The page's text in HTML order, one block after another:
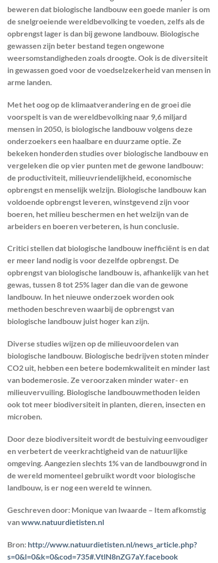
beweren dat biologische landbouw een goede manier is om
de snelgroeiende wereldbevolking te voeden, zelfs als de
opbrengst lager is dan bij gewone landbouw. Biologische
gewassen zijn beter bestand tegen ongewone
weersomstandigheden zoals droogte. Ook is de diversiteit
in gewassen goed voor de voedselzekerheid van mensen in
arme landen.
Met het oog op de klimaatverandering en de groei die
voorspelt is van de wereldbevolking naar 9,6 miljard
mensen in 2050, is biologische landbouw volgens deze
onderzoekers een haalbare en duurzame optie. Ze
bekeken honderden studies over biologische landbouw en
vergeleken die op vier punten met de gewone landbouw:
de productiviteit, milieuvriendelijkheid, economische
opbrengst en menselijk welzijn. Biologische landbouw kan
voldoende opbrengst leveren, winstgevend zijn voor
boeren, het milieu beschermen en het welzijn van de
arbeiders en boeren verbeteren, is hun conclusie.
Critici stellen dat biologische landbouw inefficiënt is en dat
er meer land nodig is voor dezelfde opbrengst. De
opbrengst van biologische landbouw is, afhankelijk van het
gewas, tussen 8 tot 25% lager dan die van de gewone
landbouw. In het nieuwe onderzoek worden ook
methoden beschreven waarbij de opbrengst van
biologische landbouw juist hoger kan zijn.
Diverse studies wijzen op de milieuvoordelen van
biologische landbouw. Biologische bedrijven stoten minder
CO2 uit, hebben een betere bodemkwaliteit en minder last
van bodemerosie. Ze veroorzaken minder water- en
milieuvervuiling. Biologische landbouwmethoden leiden
ook tot meer biodiversiteit in planten, dieren, insecten en
microben.
Door deze biodiversiteit wordt de bestuiving eenvoudiger
en verbetert de veerkrachtigheid van de natuurlijke
omgeving. Aangezien slechts 1% van de landbouwgrond in
de wereld momenteel gebruikt wordt voor biologische
landbouw, is er nog een wereld te winnen.
Geschreven door: Monique van Iwaarde – Item afkomstig
vanwww.natuurdietisten.nl
Bron: http://www.natuurdietisten.nl/news_article.php?
s=0&l=0&k=0&cod=735#.VtlN8nZG7aY.facebook